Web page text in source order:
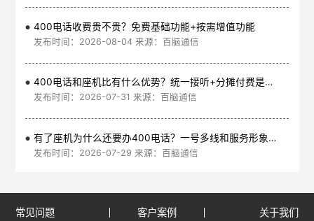
400电话收费贵不贵？免费基础功能+按需增值功能
发布时间：2026-08-04 来源：百脑通信
400电话和座机比有什么优势？统一接听+分摊付费是核心
发布时间：2026-07-31 来源：百脑通信
有了座机为什么还要办400电话？一号多线和服务形象是核心
发布时间：2026-07-29 来源：百脑通信
常见问题 客户案例 关于我们